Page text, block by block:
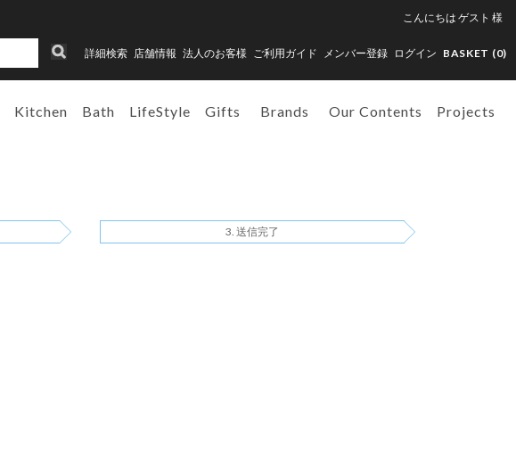
こんにちは ゲスト 様
詳細検索 店舗情報 法人のお客様 ご利用ガイド メンバー登録 ログイン BASKET (0)
Kitchen Bath LifeStyle Gifts Brands Our Contents Projects
送信完了